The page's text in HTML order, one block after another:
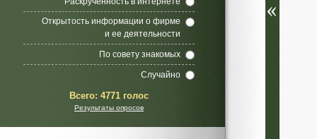
Открытость информации о фирме
и ее деятельности
По совету знакомых
Случайно
Всего: 4771 голос
Результаты опросов